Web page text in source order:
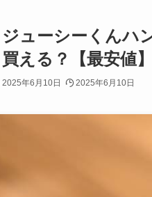
ジューシーくんハ
買える？【最安値】
2025年6月10日 2025年6月10日